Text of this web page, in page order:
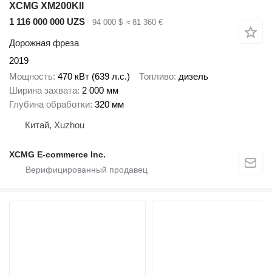
XCMG XM200KII
1 116 000 000 UZS
94 000 $ ≈ 81 360 €
Дорожная фреза
2019
Мощность 470 кВт (639 л.с.) Топливо дизель
Ширина захвата 2 000 мм
Глубина обработки 320 мм
Китай, Xuzhou
XCMG E-commerce Inc.